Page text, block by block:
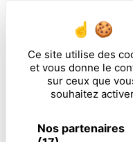
Ce site utilise des
et vous donne le
sur ceux que
souhaitez
Nos partenaires
By checking this
conditions below **